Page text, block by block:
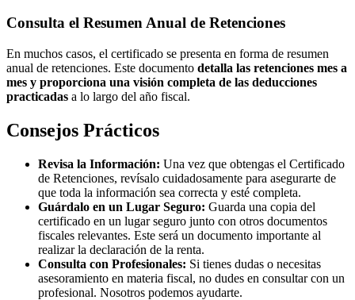
Consulta el Resumen Anual de Retenciones
En muchos casos, el certificado se presenta en forma de resumen
anual de retenciones. Este documento detalla las retenciones mes a
mes y proporciona una visión completa de las deducciones
practicadas a lo largo del año fiscal.
Consejos Prácticos
Revisa la Información: Una vez que obtengas el Certificado
de Retenciones, revísalo cuidadosamente para asegurarte de
que toda la información sea correcta y esté completa.
Guárdalo en un Lugar Seguro: Guarda una copia del
certificado en un lugar seguro junto con otros documentos
fiscales relevantes. Este será un documento importante al
realizar la declaración de la renta.
Consulta con Profesionales: Si tienes dudas o necesitas
asesoramiento en materia fiscal, no dudes en consultar con un
profesional. Nosotros podemos ayudarte.